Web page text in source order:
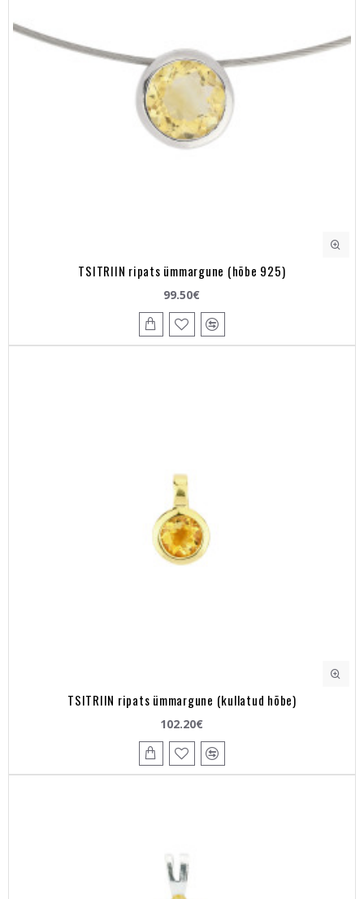
TSITRIIN ripats ümmargune (hõbe 925)
99.50€
TSITRIIN ripats ümmargune (kullatud hõbe)
102.20€